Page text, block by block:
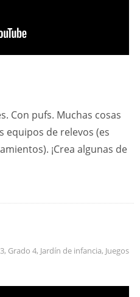
Con pufs. Muchas cosas
equipos de relevos (es
¡Crea algunas de
, Grado 4, Jardín de infancia, Juegos